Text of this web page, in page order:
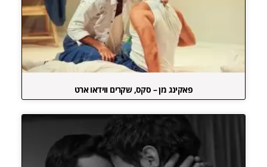
פאקינג מן – סקס, שקרים ווידאו ארט